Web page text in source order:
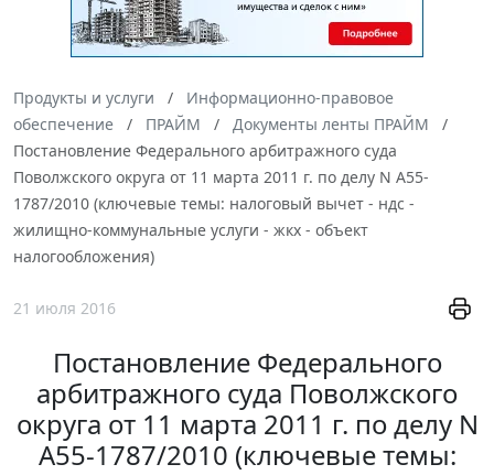
Продукты и услуги
Информационно-правовое
обеспечение
ПРАЙМ
Документы ленты ПРАЙМ
Постановление Федерального арбитражного суда
Поволжского округа от 11 марта 2011 г. по делу N А55-
1787/2010 (ключевые темы: налоговый вычет - ндс -
жилищно-коммунальные услуги - жкх - объект
налогообложения)
21 июля 2016
Постановление Федерального
арбитражного суда Поволжского
округа от 11 марта 2011 г. по делу N
А55-1787/2010 (ключевые темы: